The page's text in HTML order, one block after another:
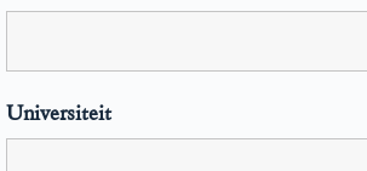
Universiteit